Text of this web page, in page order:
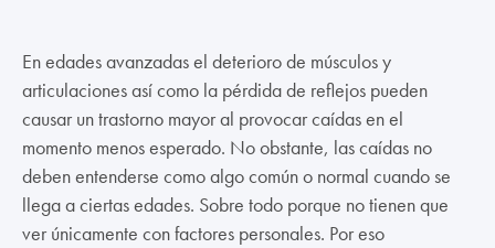
En edades avanzadas el deterioro de músculos y
articulaciones así como la pérdida de reflejos pueden
causar un trastorno mayor al provocar caídas en el
momento menos esperado. No obstante, las caídas no
deben entenderse como algo común o normal cuando se
llega a ciertas edades. Sobre todo porque no tienen que
ver únicamente con factores personales. Por eso